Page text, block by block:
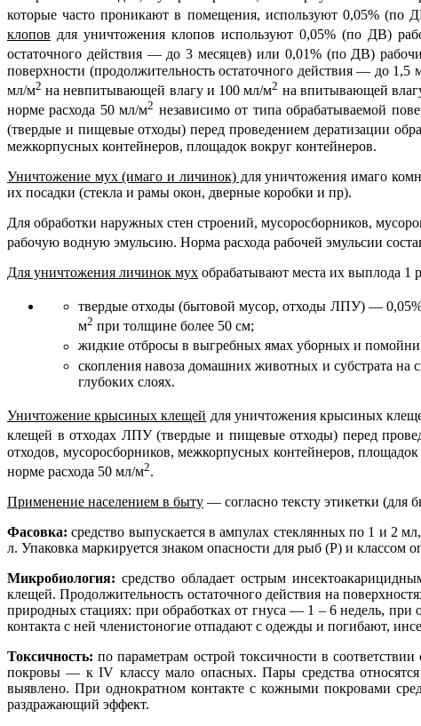
которые часто проникают в помещения, используют 0,05%
клопов для уничтожения клопов используют 0,05% (по ДВ)
остаточного действия — до 3 месяцев) или 0,01% (по ДВ)
поверхности (продолжительность остаточного действия — до 1,5
мл/м2 на невпитывающей влагу и 100 мл/м2 на впитывающей
норме расхода 50 мл/м2 независимо от типа обрабатываемой
(твердые и пищевые отходы) перед проведением дератизации
межкорпусных контейнеров, площадок вокруг контейнеров.
Уничтожение мух (имаго и личинок) для уничтожения имаго
их посадки (стекла и рамы окон, дверные коробки и пр).
Для обработки наружных стен строений, мусоросборников,
рабочую водную эмульсию. Норма расхода рабочей эмульсии
Для уничтожения личинок мух обрабатывают места их выплода 1
твердые отходы (бытовой мусор, отходы ЛПУ) —
м2 при толщине более 50 см;
жидкие отбросы в выгребных ямах уборных и
скопления навоза домашних животных и субстрата
глубоких слоях.
Уничтожение крысиных клещей для уничтожения крысиных
клещей в отходах ЛПУ (твердые и пищевые отходы) перед
отходов, мусоросборников, межкорпусных контейнеров,
норме расхода 50 мл/м2.
Применение населением в быту — согласно тексту этикетки (для
Фасовка: средство выпускается в ампулах стеклянных по 1 и 2
л. Упаковка маркируется знаком опасности для рыб (Р) и классом
Микробиология: средство обладает острым
клещей. Продолжительность остаточного действия на
природных стациях: при обработках от гнуса — 1 – 6 недель,
контакта с ней членистоногие отпадают с одежды и погибают,
Токсичность: по параметрам острой токсичности в
покровы — к IV классу мало опасных. Пары средства
выявлено. При однократном контакте с кожными покровами
раздражающий эффект.